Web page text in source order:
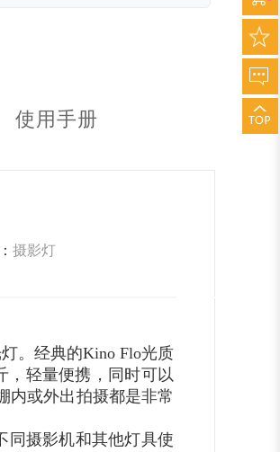
使用手册
摄影灯
。经典的Kino Flo光质
，轻量便携，同时可以
内或外出拍摄都是非常
同摄影机和其他灯具使